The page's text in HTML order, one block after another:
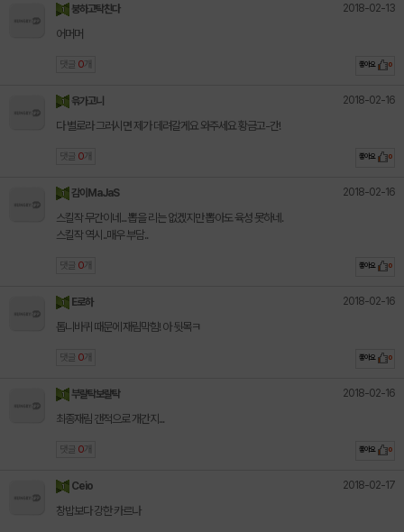
붕하고탁친다 2018-02-13
어머머
댓글 0 개 좋아요 0
윾가고니 2018-02-16
다 별로라 그러시면 제가 데려갈게요 와주세요 황금고-간!
댓글 0 개 좋아요 0
감이MaJaS 2018-02-16
스킬작 무간이네... 뽑을 리는 없겠지만 뽑아도 육성 못하네.
스킬작 역시..매우 부담..
댓글 0 개 좋아요 0
E로하 2018-02-16
톱니바퀴 때문에 재림막힘! 아 뒷목ㅋ
댓글 0 개 좋아요 0
부랄탁보랄탁 2018-02-16
최종재림 갠적으로 개간지...
댓글 0 개 좋아요 0
Ceio 2018-02-17
창밥보다 강한 카르나